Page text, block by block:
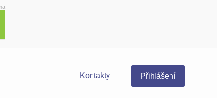
Kontakty Přihlášení